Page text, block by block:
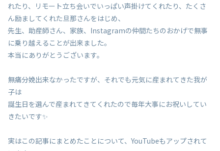
れたり、リモート立ち会いでいっぱい声掛けてくれたり、たくさ
ん励ましてくれた旦那さんをはじめ、
先生、助産師さん、家族、Instagramの仲間たちのおかげで無事
に乗り越えることが出来ました。
本当にありがとうございます。
無痛分娩出来なかったですが、それでも元気に産まれてきた我が
子は
誕生日を選んで産まれてきてくれたので毎年大事にお祝いしてい
きたいです✨
実はこの記事にまとめたことについて、YouTubeもアップされて